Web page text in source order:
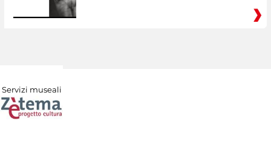
Servizi museali